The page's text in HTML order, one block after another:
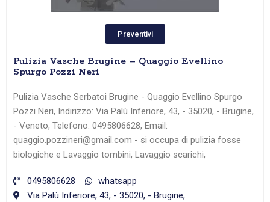
Preventivi
Pulizia Vasche Brugine – Quaggio Evellino
Spurgo Pozzi Neri
Pulizia Vasche Serbatoi Brugine - Quaggio Evellino Spurgo
Pozzi Neri, Indirizzo: Via Palù Inferiore, 43, - 35020, - Brugine,
- Veneto, Telefono: 0495806628, Email:
quaggio.pozzineri@gmail.com - si occupa di pulizia fosse
biologiche e Lavaggio tombini, Lavaggio scarichi,
0495806628
whatsapp
Via Palù Inferiore, 43, - 35020, - Brugine,